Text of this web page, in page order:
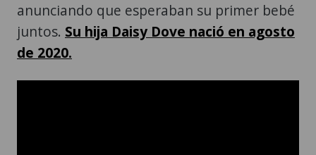
anunciando que esperaban su primer bebé
juntos. Su hija Daisy Dove nació en agosto
de 2020.